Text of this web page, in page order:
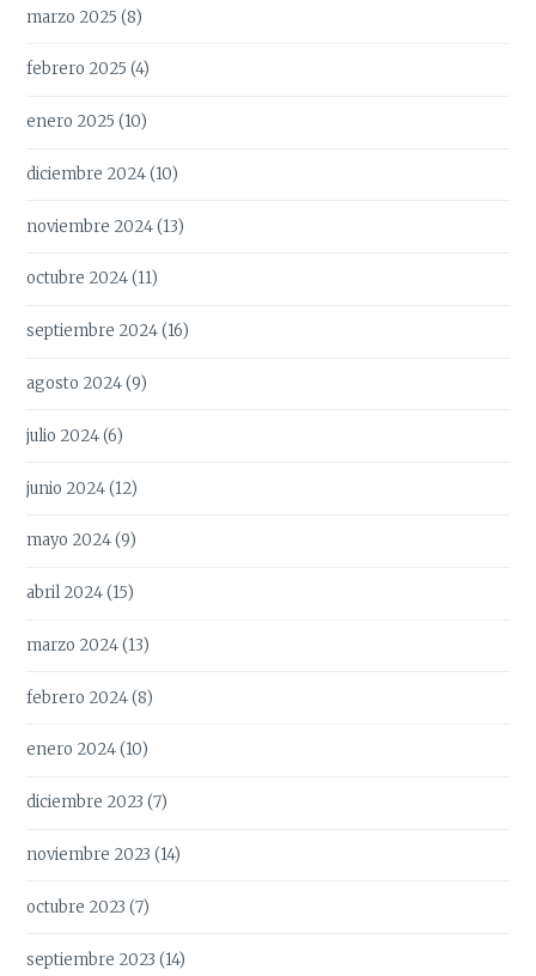
marzo 2025 (8)
febrero 2025 (4)
enero 2025 (10)
diciembre 2024(10)
noviembre 2024(13)
octubre 2024(11)
septiembre 2024(16)
agosto 2024(9)
julio 2024(6)
junio 2024(12)
mayo 2024(9)
abril 2024(15)
marzo 2024(13)
febrero 2024(8)
enero 2024(10)
diciembre 2023 (7)
noviembre 2023 (14)
octubre 2023 (7)
septiembre 2023 (14)